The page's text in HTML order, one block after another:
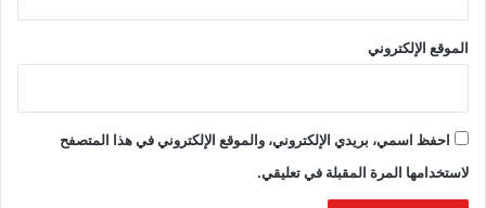
الموقع الإلكتروني
احفظ اسمي، بريدي الإلكتروني، والموقع الإلكتروني في هذا المتصفح
لاستخدامها المرة المقبلة في تعليقي.